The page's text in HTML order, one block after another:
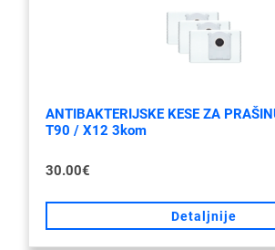
ANTIBAKTERIJSKE KESE ZA
T90 / X12 3kom
30.00€
Detaljnije